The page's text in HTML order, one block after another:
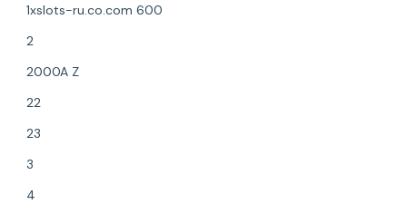
1xslots-ru.co.com 600
2
2000A Z
22
23
3
4